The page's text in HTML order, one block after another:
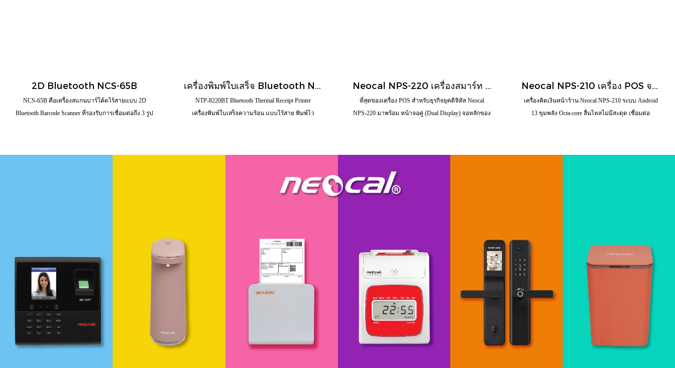
2D Bluetooth NCS-65B
NCS-65B คือเครื่องสแกนบาร์โค้ดไร้สายแบบ 2D
Bluetooth Barcode Scanner ที่รองรับการเชื่อมต่อถึง 3 รูป
NTP-8220BT Bluetooth Thermal Receipt Printer
เครื่องพิมพ์ใบเสร็จความร้อน แบบไร้สาย พิมพ์ไว
ที่สุดของเครื่อง POS สำหรับธุรกิจยุคดิจิทัล Neocal
NPS-220 มาพร้อม หน้าจอคู่ (Dual Display) จอหลักของ
เครื่องคิดเงินหน้าร้าน Neocal NPS-210 ระบบ Android
13 ขุมพลัง Octa-core ลื่นไหลไม่มีสะดุด เชื่อมต่อ